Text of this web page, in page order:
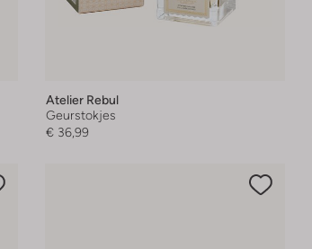
Atelier Rebul
Geurstokjes
€ 36,99